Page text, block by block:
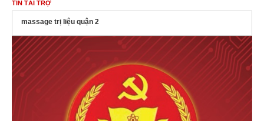
TIN TÀI TRỢ
massage trị liệu quận 2